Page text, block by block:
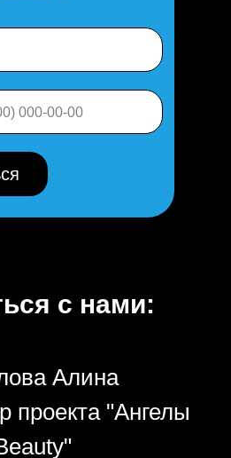
с нами:
Алина
проекта "Ангелы